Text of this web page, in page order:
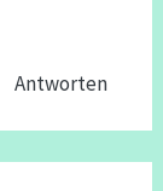
Antworten